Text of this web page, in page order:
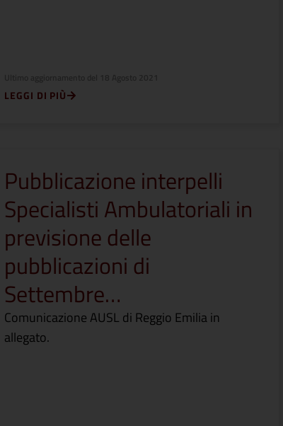
LEGGI DI PIÙ
Pubblicazione interpelli
Specialisti Ambulatoriali in
previsione delle
pubblicazioni di
Settembre…
Comunicazione AUSL di Reggio Emilia in
allegato.